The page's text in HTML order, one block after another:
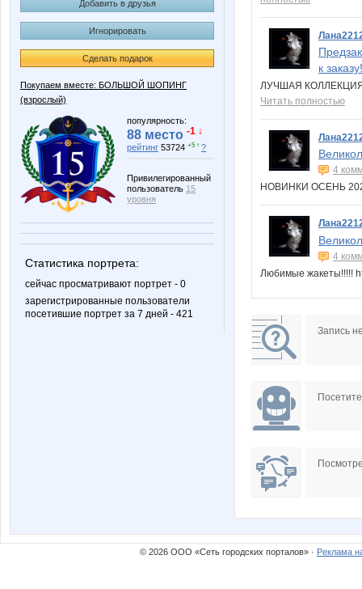
Добавить в друзья
Игнорировать
Сделать подарок
Покупаем вместе: БОЛЬШОЙ ШОПИНГ
(взрослый)
популярность:
88 место -1 ↓
рейтинг 53724 +5 ↑ ?
Привилегированный
пользователь 15
уровня
Статистика портрета:
сейчас просматривают портрет - 0
зарегистрированные пользователи
посетившие портрет за 7 дней - 421
к заказу!
ЛУЧШАЯ КОЛЛЕКЦИЯ
Читать полностью
4
НОВИНКИ ОСЕНЬ
4
Любимые жакеты!!!!!
Запись
© 2026 ООО «Сеть городских порталов» · Реклама